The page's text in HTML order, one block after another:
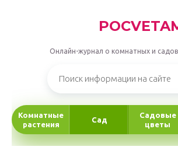
Онлайн-журнал о комнатных и
Комнатные
растения
Сад
Садовые
цветы